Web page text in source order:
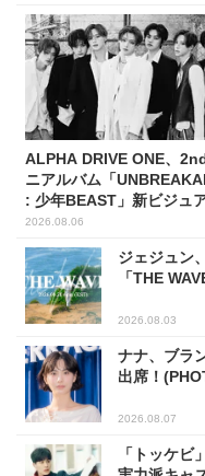
ALPHA DRIVE ONE、
ニアルバム「
: 少年BEAST」新ビジュ
解禁！
2026.08.06
ジェジュン
「THE
2026.08.03
ナナ、ブラ
出席！
2026.08.07
「トッケビ